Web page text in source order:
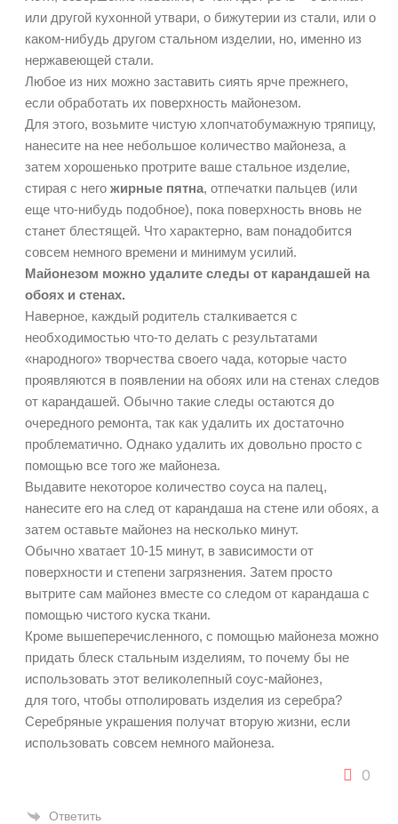
или другой кухонной утвари, о бижутерии из стали, или о
каком-нибудь другом стальном изделии, но, именно из
нержавеющей стали.
Любое из них можно заставить сиять ярче прежнего,
если обработать их поверхность майонезом.
Для этого, возьмите чистую хлопчатобумажную тряпицу,
нанесите на нее небольшое количество майонеза, а
затем хорошенько протрите ваше стальное изделие,
стирая с него жирные пятна, отпечатки пальцев (или
еще что-нибудь подобное), пока поверхность вновь не
станет блестящей. Что характерно, вам понадобится
совсем немного времени и минимум усилий.
Майонезом можно удалите следы от карандашей на
обоях и стенах.
Наверное, каждый родитель сталкивается с
необходимостью что-то делать с результатами
«народного» творчества своего чада, которые часто
проявляются в появлении на обоях или на стенах следов
от карандашей. Обычно такие следы остаются до
очередного ремонта, так как удалить их достаточно
проблематично. Однако удалить их довольно просто с
помощью все того же майонеза.
Выдавите некоторое количество соуса на палец,
нанесите его на след от карандаша на стене или обоях, а
затем оставьте майонез на несколько минут.
Обычно хватает 10-15 минут, в зависимости от
поверхности и степени загрязнения. Затем просто
вытрите сам майонез вместе со следом от карандаша с
помощью чистого куска ткани.
Кроме вышеперечисленного, с помощью майонеза можно
придать блеск стальным изделиям, то почему бы не
использовать этот великолепный соус-майонез,
для того, чтобы отполировать изделия из серебра?
Серебряные украшения получат вторую жизни, если
использовать совсем немного майонеза.
0
Ответить